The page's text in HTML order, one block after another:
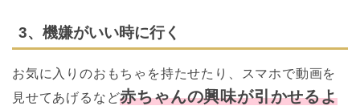
3、機嫌がいい時に行く
お気に入りのおもちゃを持たせたり、スマホで動画を
見せてあげるなど赤ちゃんの興味が引かせるよ